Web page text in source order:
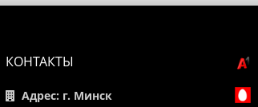
КОНТАКТЫ
Адрес: г. Минск